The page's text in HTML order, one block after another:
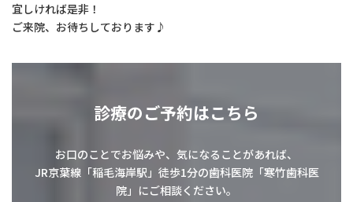
宜しければ是非！
ご来院、お待ちしております♪
診療のご予約はこちら
お口のことでお悩みや、気になることがあれば、
JR京葉線「稲毛海岸駅」徒歩1分の歯科医院「寒竹歯科医
院」にご相談ください。